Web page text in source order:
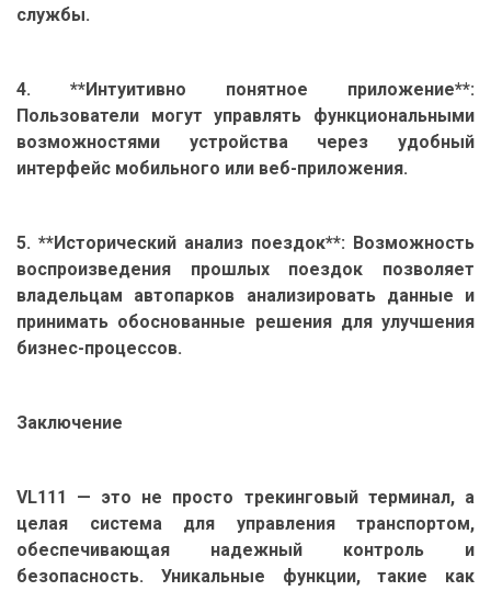
службы.
4. **Интуитивно понятное приложение**:
Пользователи могут управлять функциональными
возможностями устройства через удобный
интерфейс мобильного или веб-приложения.
5. **Исторический анализ поездок**: Возможность
воспроизведения прошлых поездок позволяет
владельцам автопарков анализировать данные и
принимать обоснованные решения для улучшения
бизнес-процессов.
Заключение
VL111 — это не просто трекинговый терминал, а
целая система для управления транспортом,
обеспечивающая надежный контроль и
безопасность. Уникальные функции, такие как